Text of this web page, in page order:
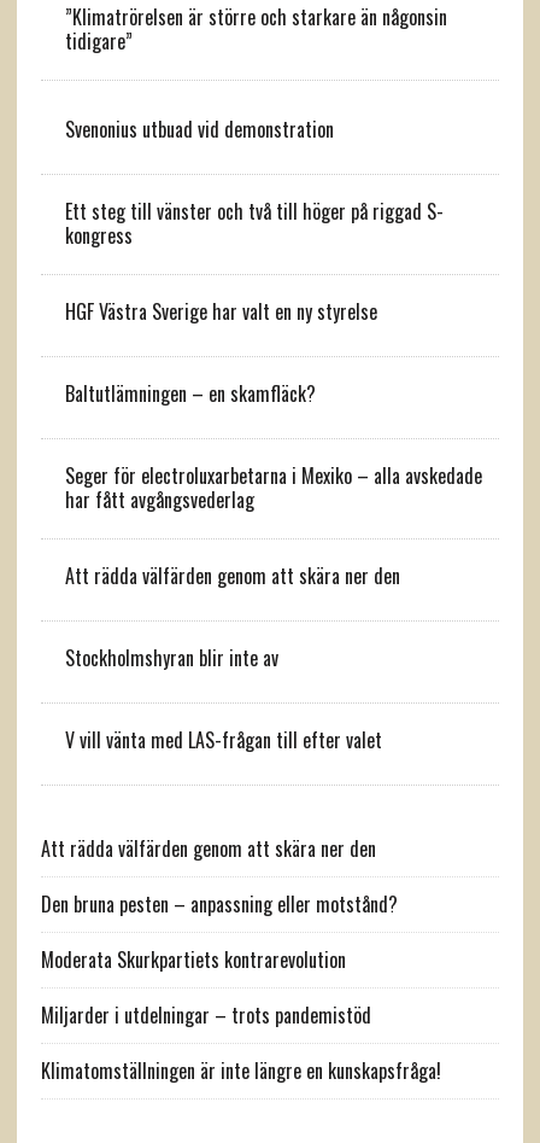
”Klimatrörelsen är större och starkare än någonsin
tidigare”
Svenonius utbuad vid demonstration
Ett steg till vänster och två till höger på riggad S-
kongress
HGF Västra Sverige har valt en ny styrelse
Baltutlämningen – en skamfläck?
Seger för electroluxarbetarna i Mexiko – alla avskedade
har fått avgångsvederlag
Att rädda välfärden genom att skära ner den
Stockholmshyran blir inte av
V vill vänta med LAS-frågan till efter valet
Att rädda välfärden genom att skära ner den
Den bruna pesten – anpassning eller motstånd?
Moderata Skurkpartiets kontrarevolution
Miljarder i utdelningar – trots pandemistöd
Klimatomställningen är inte längre en kunskapsfråga!